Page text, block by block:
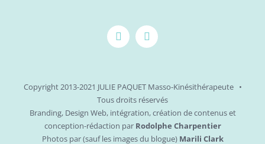
Copyright 2013-2021 JULIE PAQUET Masso-Kinésithérapeute •
Tous droits réservés
Branding, Design Web, intégration, création de contenus et
conception-rédaction par Rodolphe Charpentier
Photos par (sauf les images du blogue) Marili Clark